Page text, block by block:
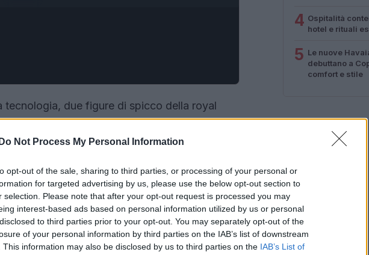
Do Not Process My Personal Information
opt-out of the sale, sharing to third parties, or processing of your personal or
for targeted advertising by us, please use the below opt-out section to
selection. Please note that after your opt-out request is processed you may
interest-based ads based on personal information utilized by us or personal
to third parties prior to your opt-out. You may separately opt-out of the
of your personal information by third parties on the IAB’s list of downstream
This information may also be disclosed by us to third parties on the IAB’s List of
tecnologia, due figure di spicco della royal
Middleton, si sono unite per affrontare una
nell’era digitale. Nonostante le divergenze
un terreno comune nella battaglia contro
e dell’uso eccessivo deglismartphone.
4 Ospitalità
hotel e rituali
5 Le nuove
debuttano a
comfort e stile